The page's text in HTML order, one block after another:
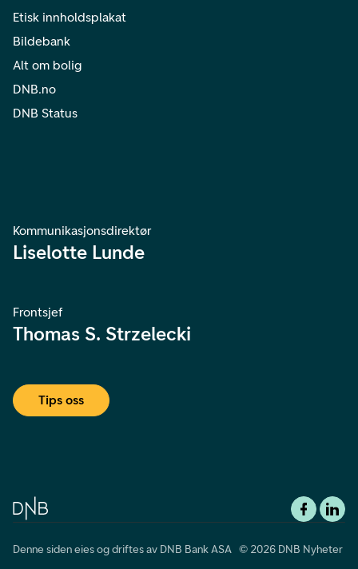
Etisk innholdsplakat
Bildebank
Alt om bolig
DNB.no
DNB Status
Kommunikasjonsdirektør
Liselotte Lunde
Frontsjef
Thomas S. Strzelecki
Tips oss
Denne siden eies og driftes av DNB Bank ASA © 2026 DNB Nyheter